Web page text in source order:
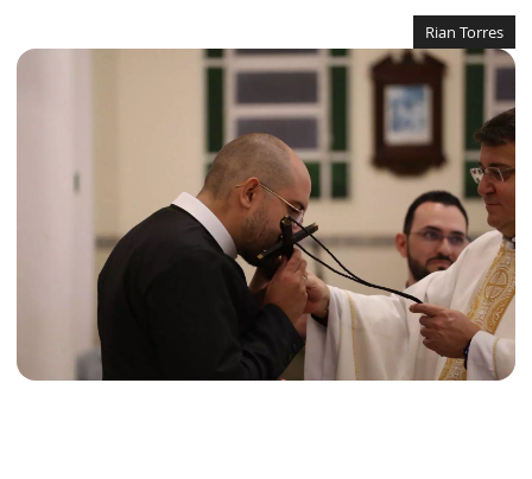
Rian Torres